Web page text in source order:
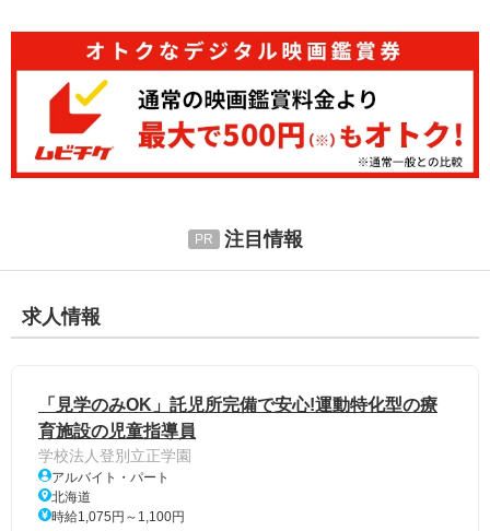
注目情報
求人情報
「見学のみOK」託児所完備で安心!運動特化型の療
育施設の児童指導員
学校法人登別立正学園
アルバイト・パート
北海道
時給1,075円～1,100円